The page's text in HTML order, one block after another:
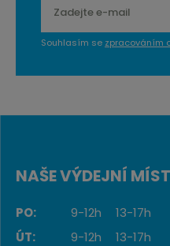
Souhlasím se zpracováním
NAŠE VÝDEJNÍ
PO: 9-12h
13-17h
ÚT:
9-12h
13-17h